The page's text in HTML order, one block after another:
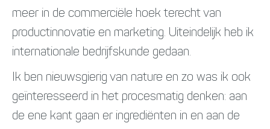
meer in de commerciële hoek terecht van
productinnovatie en marketing. Uiteindelijk heb ik
internationale bedrijfskunde gedaan.
Ik ben nieuwsgierig van nature en zo was ik ook
geïnteresseerd in het procesmatig denken: aan
de ene kant gaan er ingrediënten in en aan de